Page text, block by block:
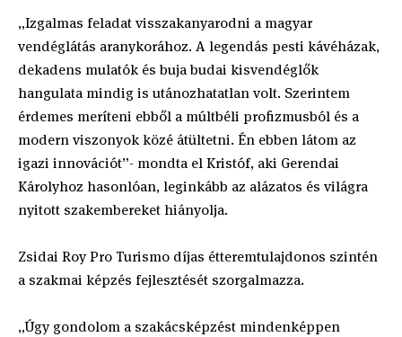
„Izgalmas feladat visszakanyarodni a magyar
vendéglátás aranykorához. A legendás pesti kávéházak,
dekadens mulatók és buja budai kisvendéglők
hangulata mindig is utánozhatatlan volt. Szerintem
érdemes meríteni ebből a múltbéli profizmusból és a
modern viszonyok közé átültetni. Én ebben látom az
igazi innovációt”- mondta el Kristóf, aki Gerendai
Károlyhoz hasonlóan, leginkább az alázatos és világra
nyitott szakembereket hiányolja.
Zsidai Roy Pro Turismo díjas étteremtulajdonos szintén
a szakmai képzés fejlesztését szorgalmazza.
„Úgy gondolom a szakácsképzést mindenképpen